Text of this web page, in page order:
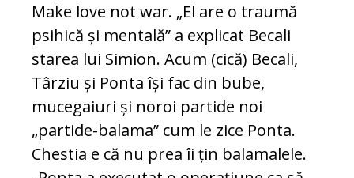
Make love not war. „El are o traumă
psihică și mentală” a explicat Becali
starea lui Simion. Acum (cică) Becali,
Târziu și Ponta își fac din bube,
mucegaiuri și noroi partide noi
„partide-balama” cum le zice Ponta.
Chestia e că nu prea îi țin balamalele.